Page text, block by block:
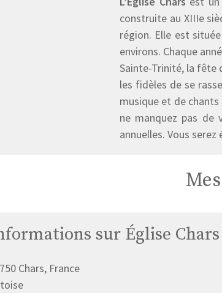
construite au XIIIe
région. Elle est
environs. Chaque
Sainte-Trinité, la fête
les fidèles de se
musique et de
ne manquez pas de
annuelles. Vous
sur Église Chars
Chars, France